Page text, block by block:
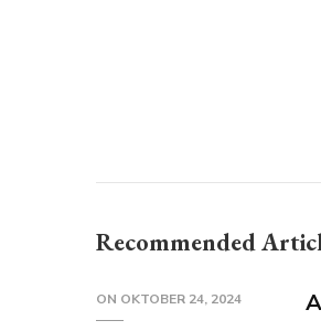
Recommended
ON OKTOBER 24, 2024